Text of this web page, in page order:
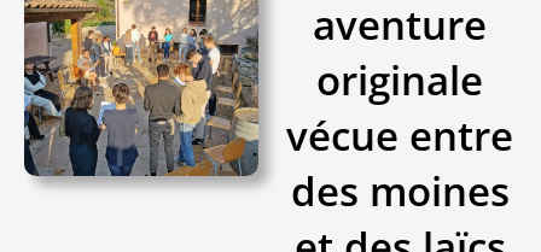
aventure
originale
vécue entre
des moines